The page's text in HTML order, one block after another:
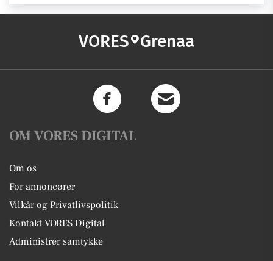
VORES Grenaa
OM VORES DIGITAL
Om os
For annoncører
Vilkår og Privatlivspolitik
Kontakt VORES Digital
Administrer samtykke